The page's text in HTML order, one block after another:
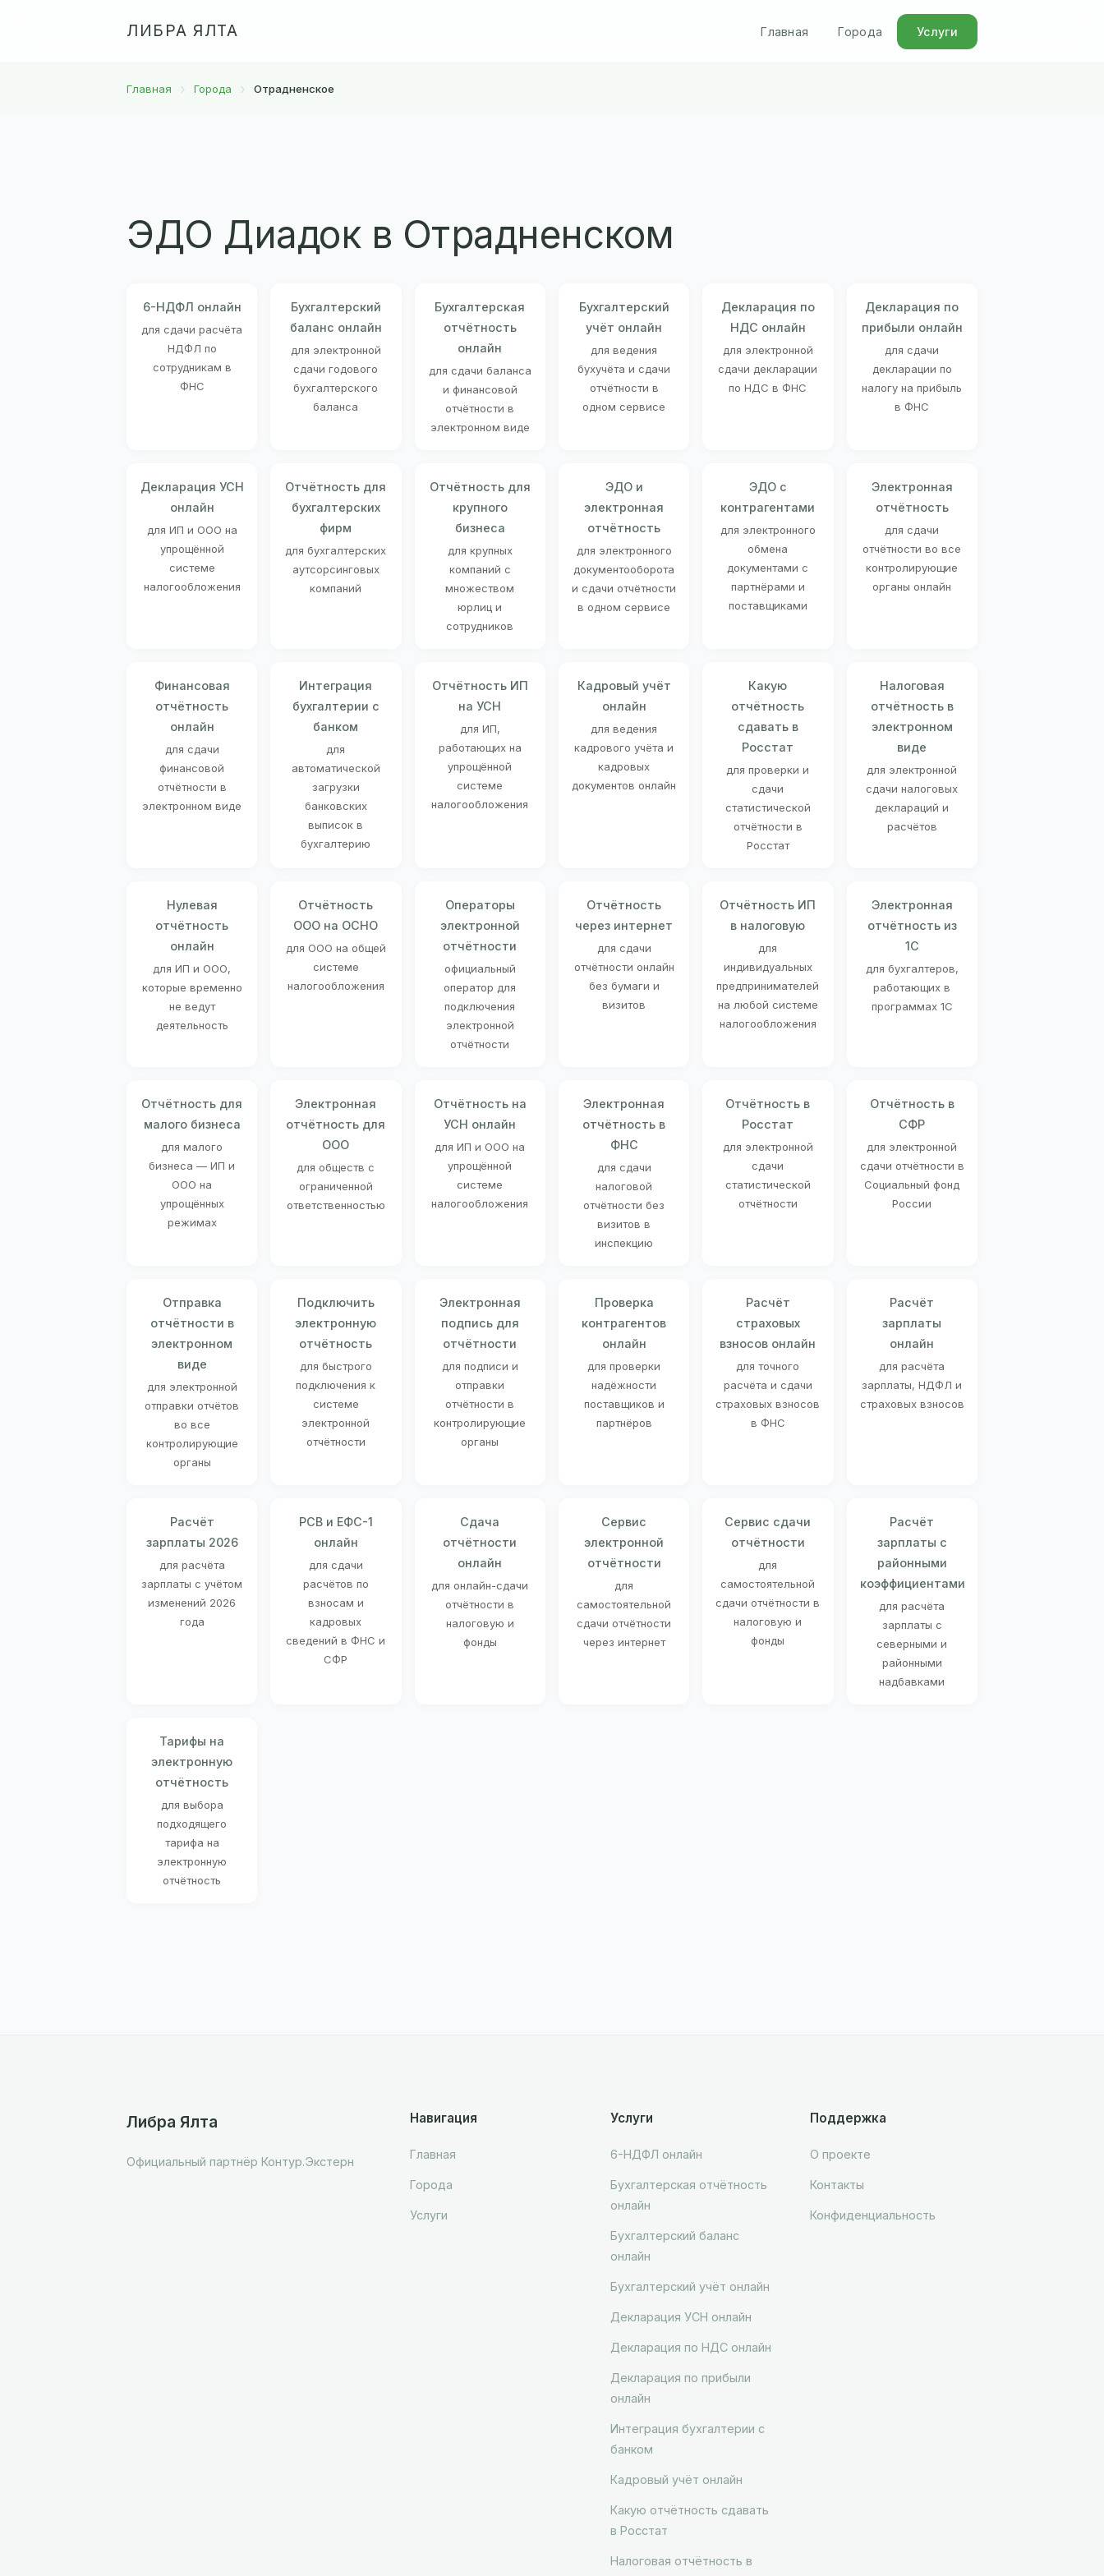
ЛИБРА ЯЛТА Главная Города Услуги
Главная Города Отрадненское
ЭДО Диадок в Отрадненском
6-НДФЛ онлайн
для сдачи расчёта
НДФЛ по
сотрудникам в
ФНС
Бухгалтерский
баланс онлайн
для электронной
сдачи годового
бухгалтерского
баланса
Бухгалтерская
отчётность
онлайн
для сдачи баланса
и финансовой
отчётности в
электронном виде
Бухгалтерский
учёт онлайн
для ведения
бухучёта и сдачи
отчётности в
одном сервисе
Декларация по
НДС онлайн
для электронной
сдачи декларации
по НДС в ФНС
Декларация по
прибыли онлайн
для сдачи
декларации по
налогу на прибыль
в ФНС
Декларация УСН
онлайн
для ИП и ООО на
упрощённой
системе
налогообложения
Отчётность для
бухгалтерских
фирм
для бухгалтерских
аутсорсинговых
компаний
Отчётность для
крупного
бизнеса
для крупных
компаний с
множеством
юрлиц и
сотрудников
ЭДО и
электронная
отчётность
для электронного
документооборота
и сдачи отчётности
в одном сервисе
ЭДО с
контрагентами
для электронного
обмена
документами с
партнёрами и
поставщиками
Электронная
отчётность
для сдачи
отчётности во все
контролирующие
органы онлайн
Финансовая
отчётность
онлайн
для сдачи
финансовой
отчётности в
электронном виде
Интеграция
бухгалтерии с
банком
для
автоматической
загрузки
банковских
выписок в
бухгалтерию
Отчётность ИП
на УСН
для ИП,
работающих на
упрощённой
системе
налогообложения
Кадровый учёт
онлайн
для ведения
кадрового учёта и
кадровых
документов онлайн
Какую
отчётность
сдавать в
Росстат
для проверки и
сдачи
статистической
отчётности в
Росстат
Налоговая
отчётность в
электронном
виде
для электронной
сдачи налоговых
деклараций и
расчётов
Нулевая
отчётность
онлайн
для ИП и ООО,
которые временно
не ведут
деятельность
Отчётность
ООО на ОСНО
для ООО на общей
системе
налогообложения
Операторы
электронной
отчётности
официальный
оператор для
подключения
электронной
отчётности
Отчётность
через интернет
для сдачи
отчётности онлайн
без бумаги и
визитов
Отчётность ИП
в налоговую
для
индивидуальных
предпринимателей
на любой системе
налогообложения
Электронная
отчётность из
1С
для бухгалтеров,
работающих в
программах 1С
Отчётность для
малого бизнеса
для малого
бизнеса — ИП и
ООО на
упрощённых
режимах
Электронная
отчётность для
ООО
для обществ с
ограниченной
ответственностью
Отчётность на
УСН онлайн
для ИП и ООО на
упрощённой
системе
налогообложения
Электронная
отчётность в
ФНС
для сдачи
налоговой
отчётности без
визитов в
инспекцию
Отчётность в
Росстат
для электронной
сдачи
статистической
отчётности
Отчётность в
СФР
для электронной
сдачи отчётности в
Социальный фонд
России
Отправка
отчётности в
электронном
виде
для электронной
отправки отчётов
во все
контролирующие
органы
Подключить
электронную
отчётность
для быстрого
подключения к
системе
электронной
отчётности
Электронная
подпись для
отчётности
для подписи и
отправки
отчётности в
контролирующие
органы
Проверка
контрагентов
онлайн
для проверки
надёжности
поставщиков и
партнёров
Расчёт
страховых
взносов онлайн
для точного
расчёта и сдачи
страховых взносов
в ФНС
Расчёт
зарплаты
онлайн
для расчёта
зарплаты, НДФЛ и
страховых взносов
Расчёт
зарплаты 2026
для расчёта
зарплаты с учётом
изменений 2026
года
РСВ и ЕФС-1
онлайн
для сдачи
расчётов по
взносам и
кадровых
сведений в ФНС и
СФР
Сдача
отчётности
онлайн
для онлайн-сдачи
отчётности в
налоговую и
фонды
Сервис
электронной
отчётности
для
самостоятельной
сдачи отчётности
через интернет
Сервис сдачи
отчётности
для
самостоятельной
сдачи отчётности в
налоговую и
фонды
Расчёт
зарплаты с
районными
коэффициентами
для расчёта
зарплаты с
северными и
районными
надбавками
Тарифы на
электронную
отчётность
для выбора
подходящего
тарифа на
электронную
отчётность
Либра Ялта
Официальный партнёр Контур.Экстерн
Навигация
Главная
Города
Услуги
Услуги
6-НДФЛ онлайн
Бухгалтерская отчётность
онлайн
Бухгалтерский баланс
онлайн
Бухгалтерский учёт онлайн
Декларация УСН онлайн
Декларация по НДС онлайн
Декларация по прибыли
онлайн
Интеграция бухгалтерии с
банком
Кадровый учёт онлайн
Какую отчётность сдавать
в Росстат
Налоговая отчётность в
Поддержка
О проекте
Контакты
Конфиденциальность